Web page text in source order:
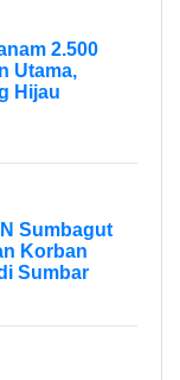
2.500
Utama,
Hijau
Sumbagut
Korban
Sumbar